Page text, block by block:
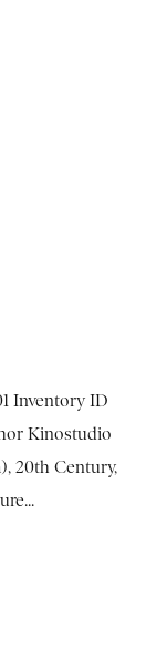
Inventory ID
Kinostudio
20th Century,